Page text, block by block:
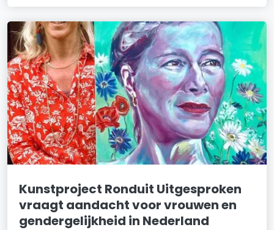
Kunstproject Ronduit Uitgesproken
vraagt aandacht voor vrouwen en
gendergelijkheid in Nederland